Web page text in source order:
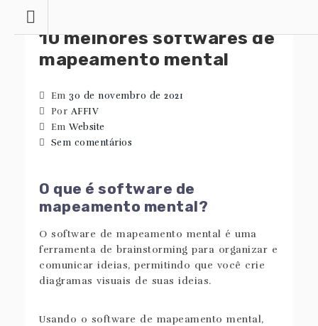
para
o
10 melhores softwares de
mapeamento mental
Em 30 de novembro de 2021
Por AFFIV
Em Website
Sem comentários
O que é software de
mapeamento mental?
O software de mapeamento mental é uma
ferramenta de brainstorming para organizar e
comunicar ideias, permitindo que você crie
diagramas visuais de suas ideias.
Usando o software de mapeamento mental,